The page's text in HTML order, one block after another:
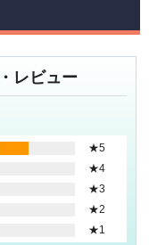
レビュー
★5
★4
★3
★2
★1